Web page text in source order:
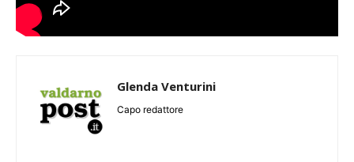
Glenda Venturini
Capo redattore